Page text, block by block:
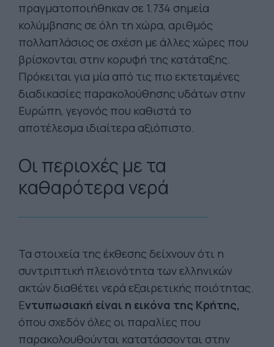
πραγματοποιήθηκαν σε 1.734 σημεία
κολύμβησης σε όλη τη χώρα, αριθμός
πολλαπλάσιος σε σχέση με άλλες χώρες που
βρίσκονται στην κορυφή της κατάταξης.
Πρόκειται για μία από τις πιο εκτεταμένες
διαδικασίες παρακολούθησης υδάτων στην
Ευρώπη, γεγονός που καθιστά το
αποτέλεσμα ιδιαίτερα αξιόπιστο.
Οι περιοχές με τα
καθαρότερα νερά
Τα στοιχεία της έκθεσης δείχνουν ότι η
συντριπτική πλειονότητα των ελληνικών
ακτών διαθέτει νερά εξαιρετικής ποιότητας.
Εντυπωσιακή είναι η εικόνα της Κρήτης,
όπου σχεδόν όλες οι παραλίες που
παρακολουθούνται κατατάσσονται στην